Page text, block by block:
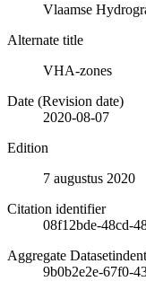
Vlaamse
Alternate title
VHA-zones
Date (Revision date)
2020-08-07
Edition
7 augustus 2020
Citation identifier
08f12bde-48cd-
Aggregate
9b0b2e2e-67f0-